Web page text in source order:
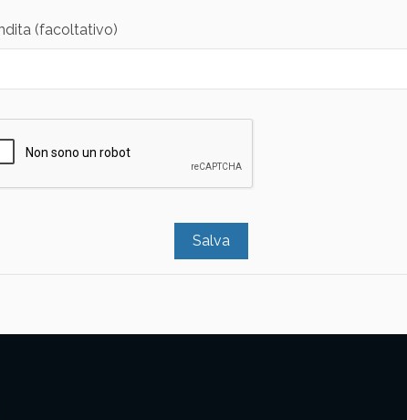
(facoltativo)
Salva